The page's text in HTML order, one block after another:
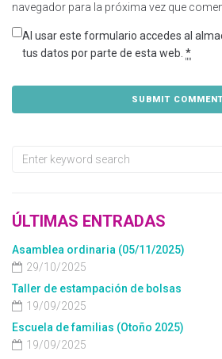
navegador para la próxima vez que
Al usar este formulario accedes al
tus datos por parte de esta web. *
ÚLTIMAS ENTRADAS
Asamblea ordinaria (05/11/2025)
29/10/2025
Taller de estampación de bolsas
19/09/2025
Escuela de familias (Otoño 2025)
19/09/2025